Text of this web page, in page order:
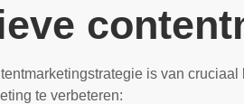
is van
te verbeteren: